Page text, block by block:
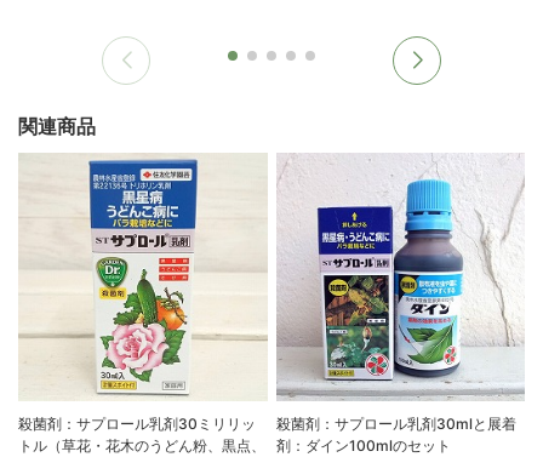
関連商品
殺菌剤：サプロール乳剤30ミリリッ
トル（草花・花木のうどん粉、黒点、
殺菌剤：サプロール乳剤30mlと展着
剤：ダイン100mlのセット